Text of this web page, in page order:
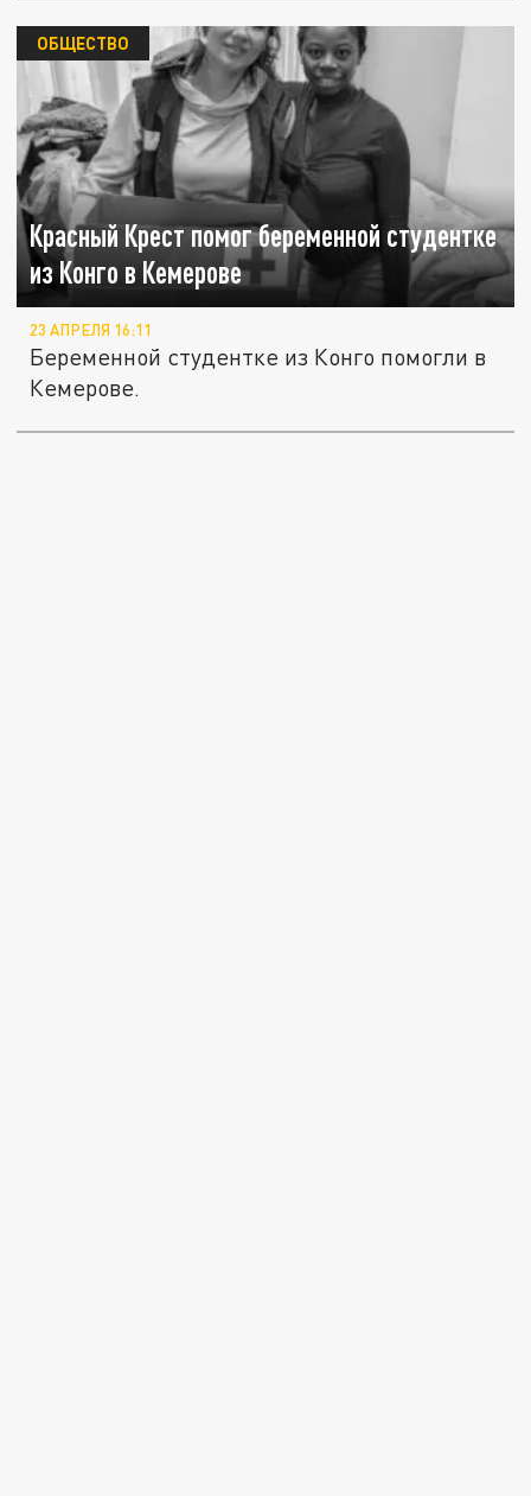
Красный Крест помог беременной студентке
из Конго в Кемерове
ОБЩЕСТВО
23 АПРЕЛЯ 16:11
Беременной студентке из Конго помогли в
Кемерове.